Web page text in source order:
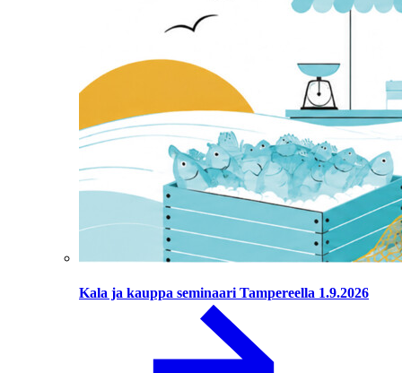
Kala ja kauppa seminaari Tampereella 1.9.2026